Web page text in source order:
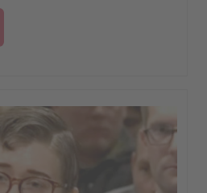
met haar man Luis